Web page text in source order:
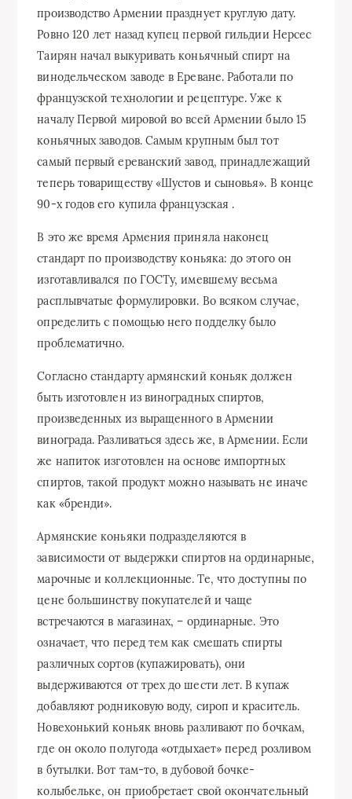
производство Армении празднует круглую дату.
Ровно 120 лет назад купец первой гильдии Нерсес
Таирян начал выкуривать коньячный спирт на
винодельческом заводе в Ереване. Работали по
французской технологии и рецептуре. Уже к
началу Первой мировой во всей Армении было 15
коньячных заводов. Самым крупным был тот
самый первый ереванский завод, принадлежащий
теперь товариществу «Шустов и сыновья». В конце
90-х годов его купила французская .
В это же время Армения приняла наконец
стандарт по производству коньяка: до этого он
изготавливался по ГОСТу, имевшему весьма
расплывчатые формулировки. Во всяком случае,
определить с помощью него подделку было
проблематично.
Согласно стандарту армянский коньяк должен
быть изготовлен из виноградных спиртов,
произведенных из выращенного в Армении
винограда. Разливаться здесь же, в Армении. Если
же напиток изготовлен на основе импортных
спиртов, такой продукт можно называть не иначе
как «бренди».
Армянские коньяки подразделяются в
зависимости от выдержки спиртов на ординарные,
марочные и коллекционные. Те, что доступны по
цене большинству покупателей и чаще
встречаются в магазинах, – ординарные. Это
означает, что перед тем как смешать спирты
различных сортов (купажировать), они
выдерживаются от трех до шести лет. В купаж
добавляют родниковую воду, сироп и краситель.
Новехонький коньяк вновь разливают по бочкам,
где он около полугода «отдыхает» перед розливом
в бутылки. Вот там-то, в дубовой бочке-
колыбельке, он приобретает свой окончательный